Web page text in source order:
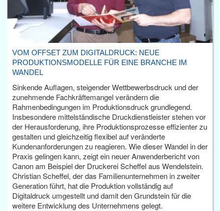
VOM OFFSET ZUM DIGITALDRUCK: NEUE
PRODUKTIONSMODELLE FÜR EINE BRANCHE IM
WANDEL
Sinkende Auflagen, steigender Wettbewerbsdruck und der
zunehmende Fachkräftemangel verändern die
Rahmenbedingungen im Produktionsdruck grundlegend.
Insbesondere mittelständische Druckdienstleister stehen vor
der Herausforderung, ihre Produktionsprozesse effizienter zu
gestalten und gleichzeitig flexibel auf veränderte
Kundenanforderungen zu reagieren. Wie dieser Wandel in der
Praxis gelingen kann, zeigt ein neuer Anwenderbericht von
Canon am Beispiel der Druckerei Scheffel aus Wendelstein.
Christian Scheffel, der das Familienunternehmen in zweiter
Generation führt, hat die Produktion vollständig auf
Digitaldruck umgestellt und damit den Grundstein für die
weitere Entwicklung des Unternehmens gelegt.